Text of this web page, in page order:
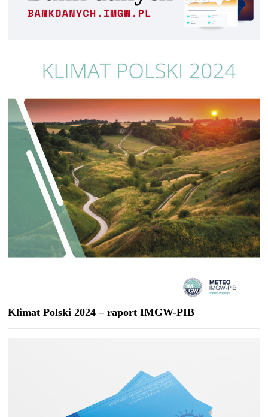
Klimat Polski 2024 – raport IMGW-PIB